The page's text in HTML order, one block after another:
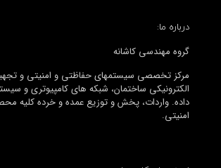
درباره ما:
گروه مهندسی کاشانه
مرکز تخصصی سیستمهای حفاظتی و امنیتی و
الکترونیکی ساختمان، شبکه های کامپیوتری و
داده. واردات، پخش و توزیع عمده و خرده کلیه
امنیتی.